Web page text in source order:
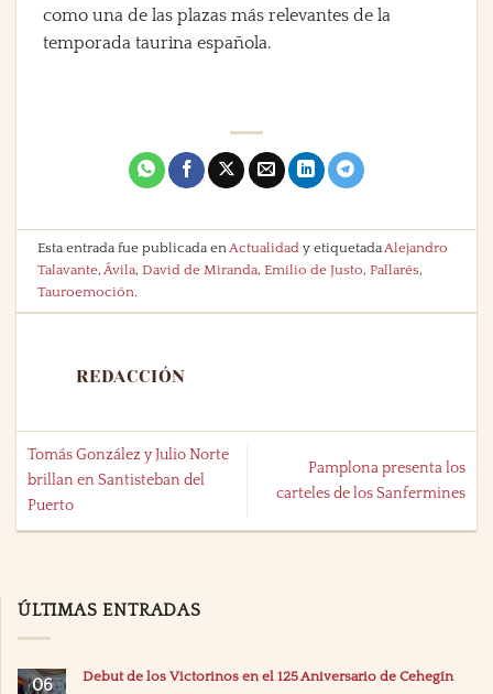
como una de las plazas más relevantes de la
temporada taurina española.
Esta entrada fue publicada enActualidad y etiquetadaAlejandro
Talavante,Ávila,David de Miranda,Emilio de Justo,Pallarés,
Tauroemoción.
REDACCIÓN
Tomás González y Julio Norte
brillan en Santisteban del
Puerto
Pamplona presenta los
carteles de los Sanfermines
ÚLTIMAS ENTRADAS
06 Debut de los Victorinos en el 125 Aniversario de Cehegín